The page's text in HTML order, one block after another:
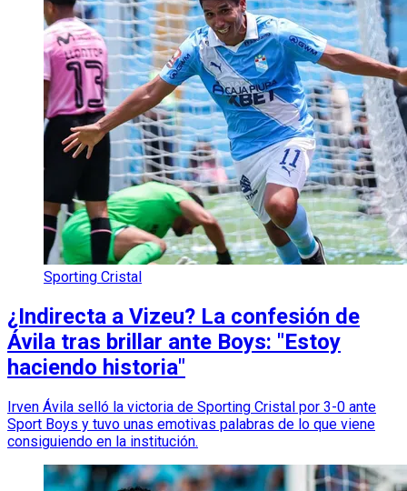
Sporting Cristal
¿Indirecta a Vizeu? La confesión de
Ávila tras brillar ante Boys: "Estoy
haciendo historia"
Irven Ávila selló la victoria de Sporting Cristal por 3-0 ante
Sport Boys y tuvo unas emotivas palabras de lo que viene
consiguiendo en la institución.